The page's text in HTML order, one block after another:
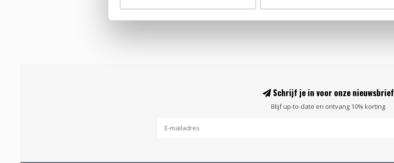
Schrijf je in voor onze nieuwsbrief
Blijf up-to-date en ontvang 10% korting